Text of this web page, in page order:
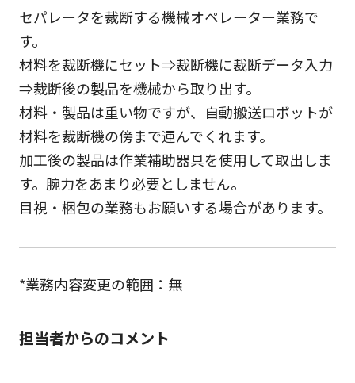
セパレータを裁断する機械オペレーター業務で
す。
材料を裁断機にセット⇒裁断機に裁断データ入力
⇒裁断後の製品を機械から取り出す。
材料・製品は重い物ですが、自動搬送ロボットが
材料を裁断機の傍まで運んでくれます。
加工後の製品は作業補助器具を使用して取出しま
す。腕力をあまり必要としません。
目視・梱包の業務もお願いする場合があります。
*業務内容変更の範囲：無
担当者からのコメント